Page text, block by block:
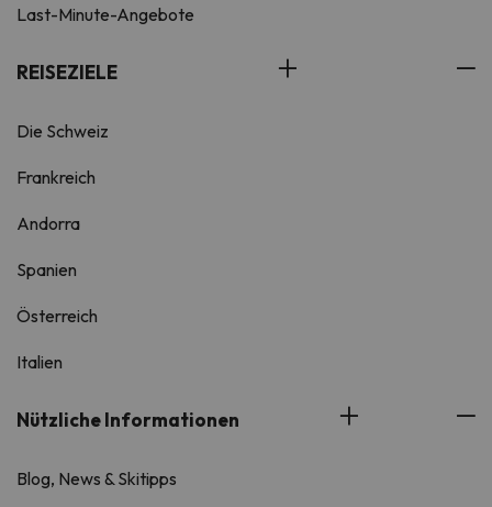
Last-Minute-Angebote
REISEZIELE
Die Schweiz
Frankreich
Andorra
Spanien
Österreich
Italien
Nützliche Informationen
Blog, News & Skitipps